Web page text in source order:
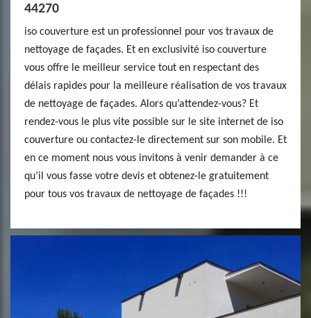
44270
iso couverture est un professionnel pour vos travaux de
nettoyage de façades. Et en exclusivité iso couverture
vous offre le meilleur service tout en respectant des
délais rapides pour la meilleure réalisation de vos travaux
de nettoyage de façades. Alors qu’attendez-vous? Et
rendez-vous le plus vite possible sur le site internet de iso
couverture ou contactez-le directement sur son mobile. Et
en ce moment nous vous invitons à venir demander à ce
qu’il vous fasse votre devis et obtenez-le gratuitement
pour tous vos travaux de nettoyage de façades !!!